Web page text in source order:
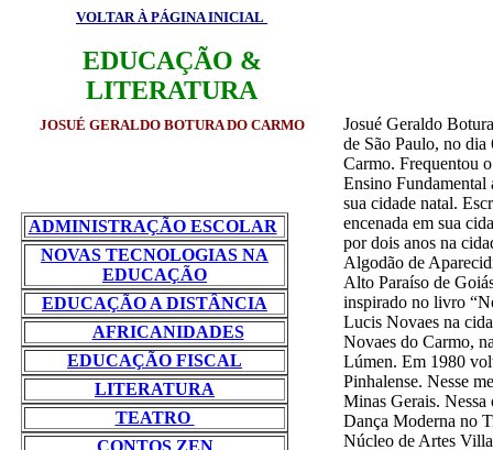
VOLTAR À PÁGINA INICIAL
EDUCAÇÃO &
LITERATURA
JOSUÉ GERALDO BOTURA DO CARMO
ADMINISTRAÇÃO ESCOLAR
NOVAS TECNOLOGIAS NA
EDUCAÇÃO
EDUCAÇÃO A DISTÂNCIA
AFRICANIDADES
EDUCAÇÃO FISCAL
LITERATURA
TEATRO
CONTOS ZEN
Josué Geraldo
de São Paulo, no
Carmo. Frequentou
Ensino Fundamental
sua cidade natal.
encenada em sua
por dois anos na
Algodão de
Alto Paraíso de
inspirado no livro
Lucis Novaes na
Novaes do Carmo,
Lúmen. Em 1980
Pinhalense. Nesse
Minas Gerais. Nessa
Dança Moderna no
Núcleo de Artes